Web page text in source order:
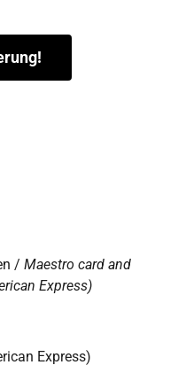
/ Maestro card and
Express)
Express)